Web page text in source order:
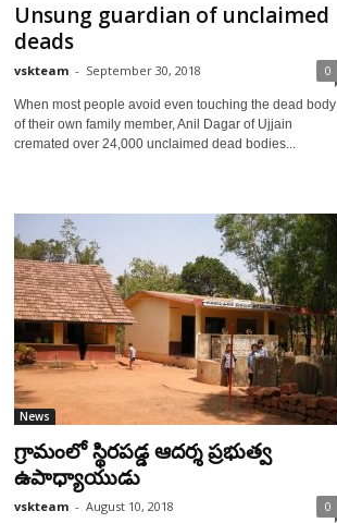
Unsung guardian of unclaimed
deads
vskteam - September 30, 2018 0
When most people avoid even touching the dead body
of their own family member, Anil Dagar of Ujjain
cremated over 24,000 unclaimed dead bodies...
News
గ్రామంలో స్థిరపడ్డ ఆదర్శ ప్రభుత్వ
ఉపాధ్యాయుడు
vskteam - August 10, 2018 0